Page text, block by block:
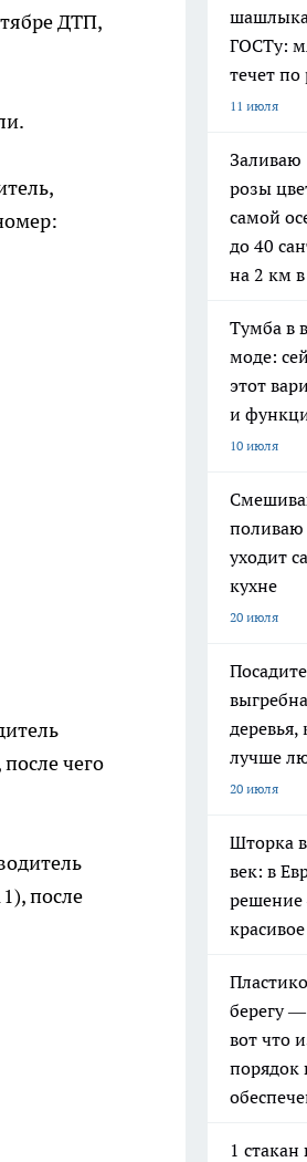
ДТП,
чего
после
шашлыка
ГОСТу:
течет по
11 июля
Заливаю
розы
самой
до 40
на 2 км в
Тумба в
моде:
этот
и
10 июля
поливаю
уходит
кухне
20 июля
лучше
20 июля
Шторка
век: в
решение
красивое
берегу
вот что
порядок
1